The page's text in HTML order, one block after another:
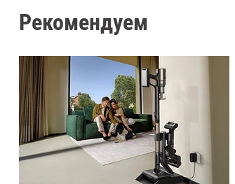
Рекомендуем